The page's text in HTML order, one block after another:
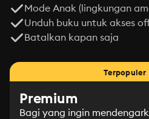
Mode Anak (lingkungan
Unduh buku untuk akses
Batalkan kapan saja
Terpopuler
Premium
Bagi yang ingin